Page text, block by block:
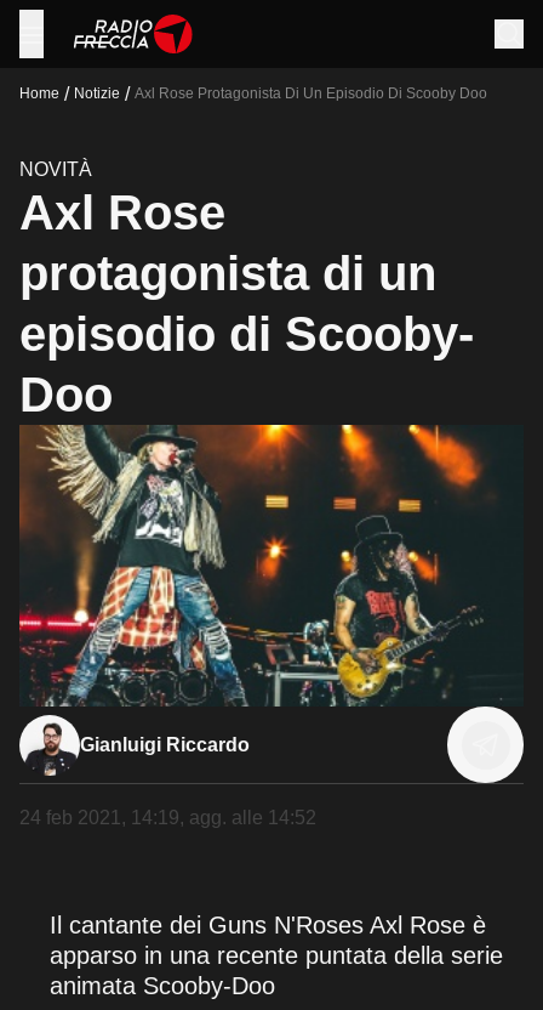
Home / Notizie / Axl Rose Protagonista Di Un Episodio Di Scooby Doo
NOVITÀ
Axl Rose
protagonista di un
episodio di Scooby-
Doo
Gianluigi Riccardo
24 feb 2021, 14:19, agg. alle 14:52
Il cantante dei Guns N'Roses Axl Rose è
apparso in una recente puntata della serie
animata Scooby-Doo